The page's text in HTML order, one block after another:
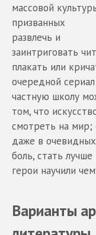
массовой
призванных
развлечь и
заинтриговать
плакать или
очередной
частную школу
том, что
смотреть на мир;
даже в
боль, стать
герои научили
Варианты